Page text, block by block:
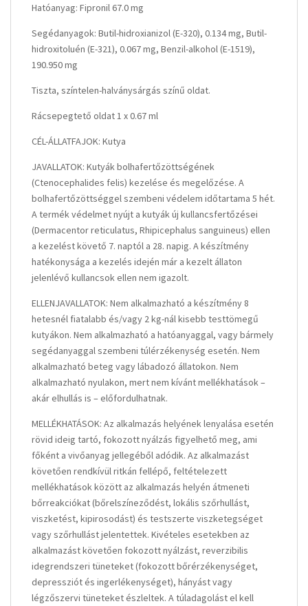
Hatóanyag: Fipronil 67.0 mg
Segédanyagok: Butil-hidroxianizol (E-320), 0.134 mg, Butil-
hidroxitoluén (E-321), 0.067 mg, Benzil-alkohol (E-1519),
190.950 mg
Tiszta, színtelen-halványsárgás színű oldat.
Rácsepegtető oldat 1 x 0.67 ml
CÉL-ÁLLATFAJOK: Kutya
JAVALLATOK: Kutyák bolhafertőzöttségének
(Ctenocephalides felis) kezelése és megelőzése. A
bolhafertőzöttséggel szembeni védelem időtartama 5 hét.
A termék védelmet nyújt a kutyák új kullancsfertőzései
(Dermacentor reticulatus, Rhipicephalus sanguineus) ellen
a kezelést követő 7. naptól a 28. napig. A készítmény
hatékonysága a kezelés idején már a kezelt állaton
jelenlévő kullancsok ellen nem igazolt.
ELLENJAVALLATOK: Nem alkalmazható a készítmény 8
hetesnél fiatalabb és/vagy 2 kg-nál kisebb testtömegű
kutyákon. Nem alkalmazható a hatóanyaggal, vagy bármely
segédanyaggal szembeni túlérzékenység esetén. Nem
alkalmazható beteg vagy lábadozó állatokon. Nem
alkalmazható nyulakon, mert nem kívánt mellékhatások –
akár elhullás is – előfordulhatnak.
MELLÉKHATÁSOK: Az alkalmazás helyének lenyalása esetén
rövid ideig tartó, fokozott nyálzás figyelhető meg, ami
főként a vivőanyag jellegéből adódik. Az alkalmazást
követően rendkívül ritkán fellépő, feltételezett
mellékhatások között az alkalmazás helyén átmeneti
bőrreakciókat (bőrelszíneződést, lokális szőrhullást,
viszketést, kipirosodást) és testszerte viszketegséget
vagy szőrhullást jelentettek. Kivételes esetekben az
alkalmazást követően fokozott nyálzást, reverzibilis
idegrendszeri tüneteket (fokozott bőrérzékenységet,
depressziót és ingerlékenységet), hányást vagy
légzőszervi tüneteket észleltek. A túladagolást el kell